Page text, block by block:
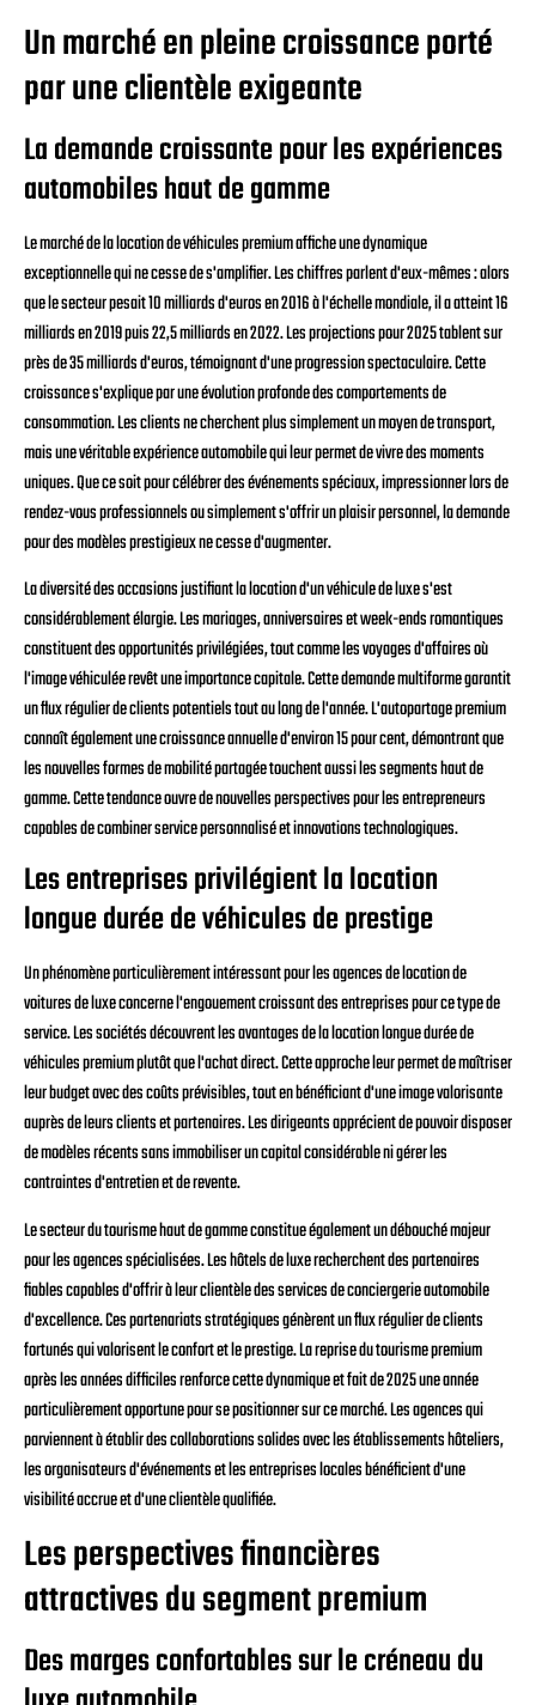
Un marché en pleine croissance porté
par une clientèle exigeante
La demande croissante pour les expériences
automobiles haut de gamme
Le marché de la location de véhicules premium affiche une dynamique
exceptionnelle qui ne cesse de s'amplifier. Les chiffres parlent d'eux-mêmes : alors
que le secteur pesait 10 milliards d'euros en 2016 à l'échelle mondiale, il a atteint 16
milliards en 2019 puis 22,5 milliards en 2022. Les projections pour 2025 tablent sur
près de 35 milliards d'euros, témoignant d'une progression spectaculaire. Cette
croissance s'explique par une évolution profonde des comportements de
consommation. Les clients ne cherchent plus simplement un moyen de transport,
mais une véritable expérience automobile qui leur permet de vivre des moments
uniques. Que ce soit pour célébrer des événements spéciaux, impressionner lors de
rendez-vous professionnels ou simplement s'offrir un plaisir personnel, la demande
pour des modèles prestigieux ne cesse d'augmenter.
La diversité des occasions justifiant la location d'un véhicule de luxe s'est
considérablement élargie. Les mariages, anniversaires et week-ends romantiques
constituent des opportunités privilégiées, tout comme les voyages d'affaires où
l'image véhiculée revêt une importance capitale. Cette demande multiforme garantit
un flux régulier de clients potentiels tout au long de l'année. L'autopartage premium
connaît également une croissance annuelle d'environ 15 pour cent, démontrant que
les nouvelles formes de mobilité partagée touchent aussi les segments haut de
gamme. Cette tendance ouvre de nouvelles perspectives pour les entrepreneurs
capables de combiner service personnalisé et innovations technologiques.
Les entreprises privilégient la location
longue durée de véhicules de prestige
Un phénomène particulièrement intéressant pour les agences de location de
voitures de luxe concerne l'engouement croissant des entreprises pour ce type de
service. Les sociétés découvrent les avantages de la location longue durée de
véhicules premium plutôt que l'achat direct. Cette approche leur permet de maîtriser
leur budget avec des coûts prévisibles, tout en bénéficiant d'une image valorisante
auprès de leurs clients et partenaires. Les dirigeants apprécient de pouvoir disposer
de modèles récents sans immobiliser un capital considérable ni gérer les
contraintes d'entretien et de revente.
Le secteur du tourisme haut de gamme constitue également un débouché majeur
pour les agences spécialisées. Les hôtels de luxe recherchent des partenaires
fiables capables d'offrir à leur clientèle des services de conciergerie automobile
d'excellence. Ces partenariats stratégiques génèrent un flux régulier de clients
fortunés qui valorisent le confort et le prestige. La reprise du tourisme premium
après les années difficiles renforce cette dynamique et fait de 2025 une année
particulièrement opportune pour se positionner sur ce marché. Les agences qui
parviennent à établir des collaborations solides avec les établissements hôteliers,
les organisateurs d'événements et les entreprises locales bénéficient d'une
visibilité accrue et d'une clientèle qualifiée.
Les perspectives financières
attractives du segment premium
Des marges confortables sur le créneau du